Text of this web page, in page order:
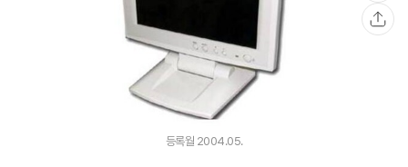
관
심
등록월 2004.05.